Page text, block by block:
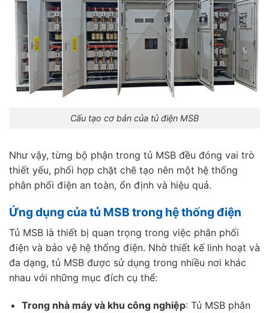
Cấu tạo cơ bản của tủ điện MSB
Như vậy, từng bộ phận trong tủ MSB đều đóng vai trò
thiết yếu, phối hợp chặt chẽ tạo nên một hệ thống
phân phối điện an toàn, ổn định và hiệu quả.
Ứng dụng của tủ MSB trong hệ thống điện
Tủ MSB là thiết bị quan trọng trong việc phân phối
điện và bảo vệ hệ thống điện. Nhờ thiết kế linh hoạt và
đa dạng, tủ MSB được sử dụng trong nhiều nơi khác
nhau với những mục đích cụ thể:
Trong nhà máy và khu công nghiệp: Tủ MSB phân